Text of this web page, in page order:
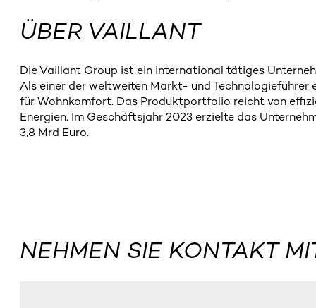
ÜBER VAILLANT
Die Vaillant Group ist ein international tätiges
Als einer der weltweiten Markt- und
für Wohnkomfort. Das Produktportfolio reicht von
Energien. Im Geschäftsjahr 2023 erzielte das
3,8 Mrd Euro.
NEHMEN SIE KONTAKT